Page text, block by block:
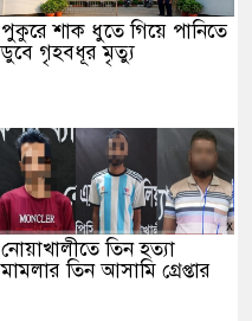
পুকুরে শাক ধুতে গিয়ে পানিতে
ডুবে গৃহবধূর মৃত্যু
নোয়াখালীতে তিন হত্যা
মামলার তিন আসামি গ্রেপ্তার